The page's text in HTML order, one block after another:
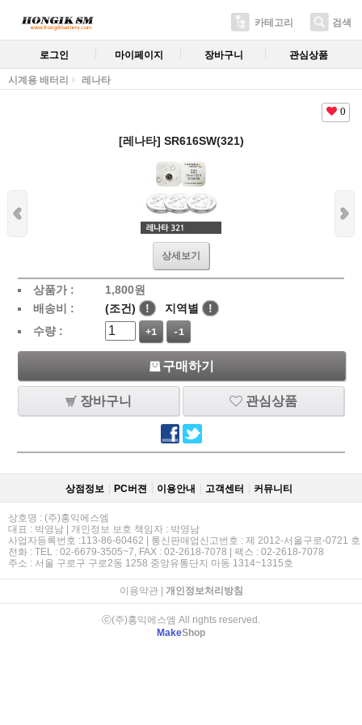
카테고리 검색
로그인 마이페이지 장바구니 관심상품
시계용 배터리 레나타
0
[레나타] SR616SW(321)
상세보기
상품가 : 1,800원
배송비 :
(조건) ! 지역별
!
수량 :
+1 -1
구매하기
장바구니 관심상품
상점정보 PC버젼 이용안내 고객센터 커뮤니티
상호명 : (주)홍익에스엠
대표 : 박영남 | 개인정보 보호 책임자 : 박영남
사업자등록번호 :113-86-60462 | 통신판매업신고번호 : 제 2012-서울구로-0721 호
전화 : TEL : 02-6679-3505~7, FAX : 02-2618-7078 | 팩스 : 02-2618-7078
주소 : 서울 구로구 구로2동 1258 중앙유통단지 마동 1314~1315호
이용약관| 개인정보처리방침
ⓒ(주)홍익에스엠 All rights reserved.
MakeShop